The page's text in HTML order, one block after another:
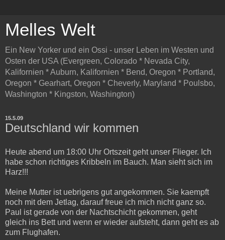
Melles Welt
Ein New Yorker und ein Ossi - unser Leben im Westen und
Osten der USA (Evergreen, Colorado * Nevada City,
Kalifornien * Auburn, Kalifornien * Bend, Oregon * Portland,
Oregon * Gearhart, Oregon * Cheverly, Maryland * Poulsbo,
Washington * Kingston, Washington)
15.5.09
Deutschland wir kommen
Heute abend um 18:00 Uhr Ortszeit geht unser Flieger. Ich
habe schon richtiges Kribbeln im Bauch. Man sieht sich im
Harz!!!
Meine Mutter ist uebrigens gut angekommen. Sie kaempft
noch mit dem Jetlag, darauf freue ich mich nicht ganz so.
Paul ist gerade von der Nachtschicht gekommen, geht
gleich ins Bett und wenn er wieder aufsteht, dann geht es ab
zum Flughafen.